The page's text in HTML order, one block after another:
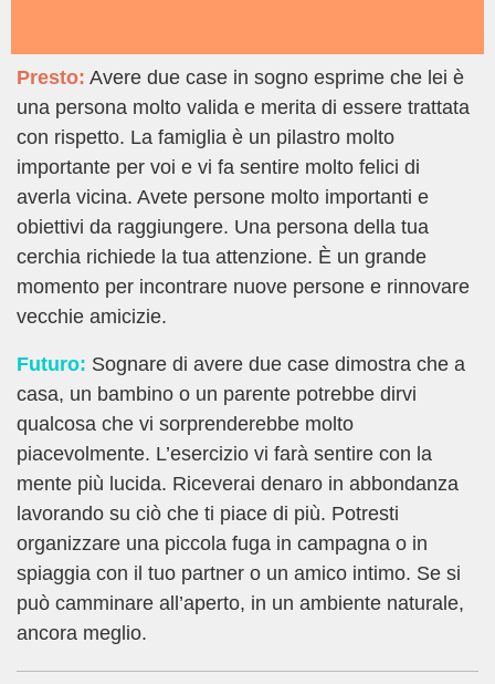
Presto: Avere due case in sogno esprime che lei è
una persona molto valida e merita di essere trattata
con rispetto. La famiglia è un pilastro molto
importante per voi e vi fa sentire molto felici di
averla vicina. Avete persone molto importanti e
obiettivi da raggiungere. Una persona della tua
cerchia richiede la tua attenzione. È un grande
momento per incontrare nuove persone e rinnovare
vecchie amicizie.
Futuro: Sognare di avere due case dimostra che a
casa, un bambino o un parente potrebbe dirvi
qualcosa che vi sorprenderebbe molto
piacevolmente. L’esercizio vi farà sentire con la
mente più lucida. Riceverai denaro in abbondanza
lavorando su ciò che ti piace di più. Potresti
organizzare una piccola fuga in campagna o in
spiaggia con il tuo partner o un amico intimo. Se si
può camminare all’aperto, in un ambiente naturale,
ancora meglio.